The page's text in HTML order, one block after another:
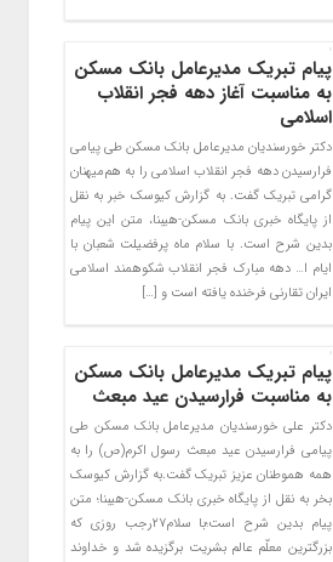
پیام تبریک مدیرعامل بانک مسکن
به مناسبت آغاز دهه فجر انقلاب
اسلامی
دکتر خورسندیان مدیرعامل بانک مسکن طی پیامی
فرارسیدن دهه فجر انقلاب اسلامی را به هم‌میهنان
گرامی تبریک گفت. به گزارش کیوسک خبر به نقل
از پایگاه خبری بانک مسکن-هیبنا، متن این پیام
بدین شرح است. با سلام ماه پرفضیلت شعبان با
ایام ا… دهه مبارک فجر انقلاب شکوهمند اسلامی
ایران تقارنی فرخنده یافته است و […]
پیام تبریک مدیرعامل بانک مسکن
به مناسبت فرارسیدن عید مبعث
دکتر علی خورسندیان مدیرعامل بانک مسکن طی
پیامی فرارسیدن عید مبعث رسول اکرم(ص) را به
همه هموطنان عزیز تبریک گفت.به گزارش کیوسک
بخر به نقل از پایگاه خبری بانک مسکن-هیبنا؛ متن
پیام بدین شرح است؛با سلام۲۷رجب روزی که
بزرگترین معلّم عالم بشریت برگزیده شد و خداوند